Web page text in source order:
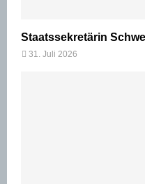
Staatssekretärin
31. Juli 2026